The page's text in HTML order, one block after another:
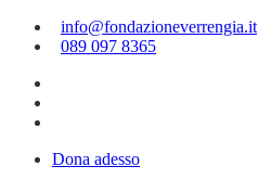
info@fondazioneverrengia.it
089 097 8365
Dona adesso